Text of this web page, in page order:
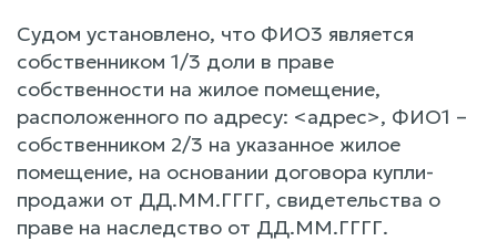
Судом установлено, что ФИО3 является
собственником 1/3 доли в праве
собственности на жилое помещение,
расположенного по адресу: <адрес>, ФИО1 –
собственником 2/3 на указанное жилое
помещение, на основании договора купли-
продажи от ДД.ММ.ГГГГ, свидетельства о
праве на наследство от ДД.ММ.ГГГГ.